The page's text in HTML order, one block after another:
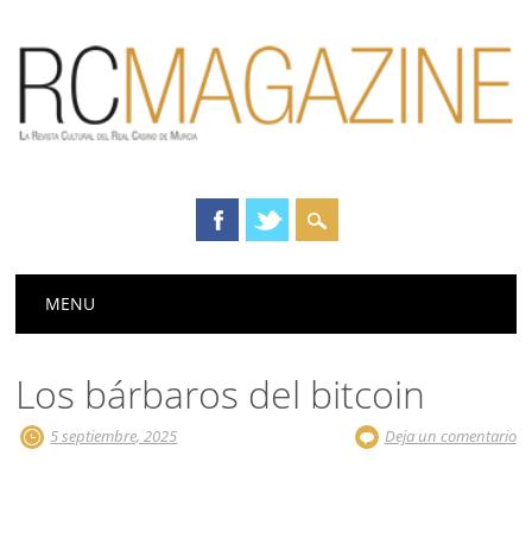
Menú principal
MENU
Los bárbaros del bitcoin
5 septiembre, 2025 Deja un comentario